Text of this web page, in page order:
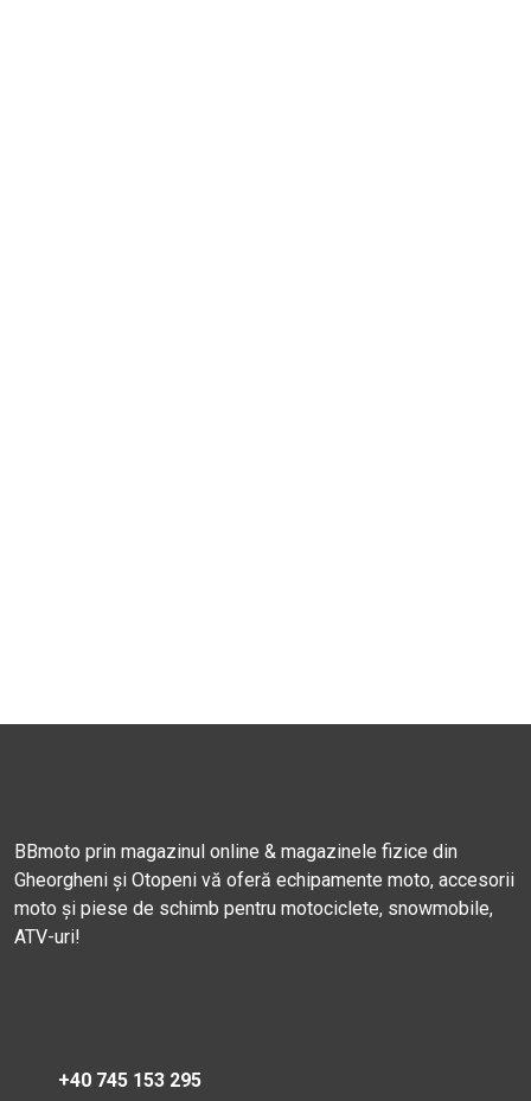
BBmoto prin magazinul online & magazinele fizice din
Gheorgheni și Otopeni vă oferă echipamente moto, accesorii
moto și piese de schimb pentru motociclete, snowmobile,
ATV-uri!
+40 745 153 295